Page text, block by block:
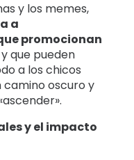
y los memes,
a
promocionan
que pueden
a los chicos
oscuro y
y el impacto